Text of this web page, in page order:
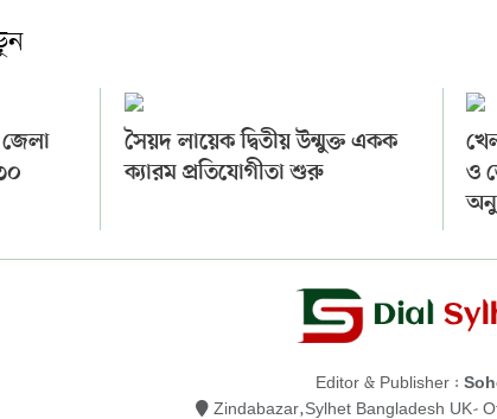
জেলা
সৈয়দ লায়েক দ্বিতীয় উন্মুক্ত একক
ক্যারম প্রতিযোগীতা শুরু
ও
Editor & Publisher :
Zindabazar,Sylhet Bangladesh UK-